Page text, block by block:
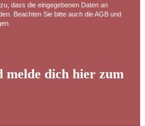
dich hier zum
dass die eingegebenen Daten an
Beachten Sie bitte auch die AGB und